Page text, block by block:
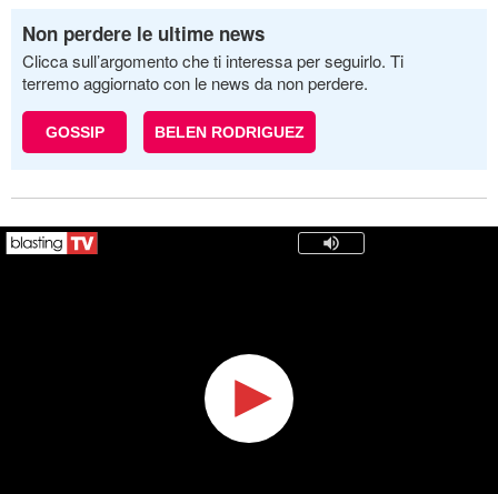
Non perdere le ultime news
Clicca sull’argomento che ti interessa per seguirlo. Ti
terremo aggiornato con le news da non perdere.
GOSSIP BELEN RODRIGUEZ